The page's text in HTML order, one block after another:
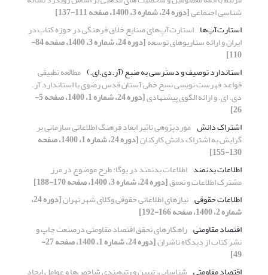
شناسی اجتماعی[دوره 24، شماره 3، 1400، صفحه 111-137]
استارت‌آپ‌ها استارت‌آپ‌های صنایع خلاق فرهنگی در حوزه کتاب در
ایران و ارائه سناریوهای توسعه [دوره 24، شماره 3، 1400، صفحه 84-
110]
استاندارد توصیف و دسترسی به منبع (آر.دی.ای.) مطالعه تطبیقی
قواعد فهرست نویسی نسخ خطی آستان قدس رضوی با استاندارد آر.
دی. ای. و ارائه الگوی پیشنهادی [دوره 24، شماره 1، 1400، صفحه 5-
26]
اشتراک دانش موردپژوهی تاثیر ابعاد فرهنگ اطلاعاتی سازمانی بر
گرایش به اشتراک دانش کارکنان [دوره 24، شماره 1، 1400، صفحه
130-155]
اطلاعات بدنمند اطلاعات بدنمند در یوگا: طرح موضوع در مرز
مشترک اطلاعات و تعمق[دوره 24، شماره 3، 1400، صفحه 170-188]
اطلاعات حقوقی نیازهای اطلاعاتی حقوقی وکلای شهر تهران [دوره 24،
شماره 2، 1400، صفحه 166-192]
اقتصاد مقاومتی راهکارهای تحقق اقتصاد مقاومتی درصنعت چاپ و
نشر کتاب از دیدگاه ناشران [دوره 24، شماره 1، 1400، صفحه 27-
49]
اقتصاد مقاومتی شناسایی، تبیین و رتبه‌بندی شاخص‌ها و عوامل ایجاد